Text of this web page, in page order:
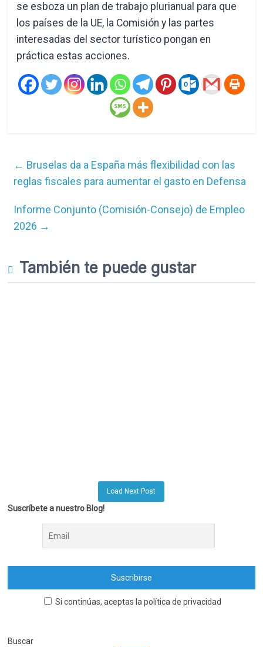
se esboza un plan de trabajo plurianual para que
los países de la UE, la Comisión y las partes
interesadas del sector turístico pongan en
práctica estas acciones.
← Bruselas da a España más flexibilidad con las
reglas fiscales para aumentar el gasto en Defensa
Informe Conjunto (Comisión-Consejo) de Empleo
2026 →
También te puede gustar
Load Next Post
Suscríbete a nuestro Blog!
Si continúas, aceptas la política de privacidad
Buscar